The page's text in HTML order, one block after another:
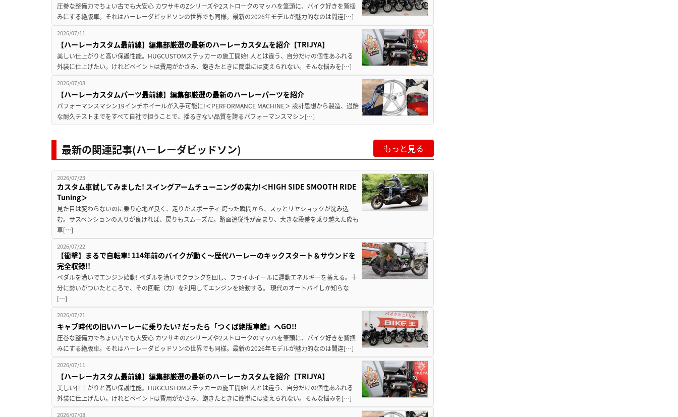
圧巻な整備力でちょい古でも大安心 カワサキのZシリーズや2ストロークのマッハを筆頭に、バイク好きを鷲掴
みにする絶版車。それはハーレーダビッドソンの世界でも同様。最新の2026年モデルが魅力的なのは間違[…]
2026/07/11
【ハーレーカスタム最前線】編集部厳選の最新のハーレーカスタムを紹介【TRIJYA】
美しい仕上がりと高い保護性能。HUGCUSTOMステッカーの施工開始! 人とは違う、自分だけの個性あふれる
外装に仕上げたい。けれどペイントは費用がかさみ、飽きたときに簡単には変えられない。そんな悩みを[…]
2026/07/08
【ハーレーカスタムパーツ最前線】編集部厳選の最新のハーレーパーツを紹介
パフォーマンスマシン19インチホイールが入手可能に!＜PERFORMANCE MACHINE＞ 設計思想から製造、過酷
な耐久テストまでをすべて自社で担うことで、揺るぎない品質を誇るパフォーマンスマシン[…]
最新の関連記事(ハーレーダビッドソン) もっと見る
2026/07/23
カスタム車試してみました! スイングアームチューニングの実力!＜HIGH SIDE SMOOTH RIDE
Tuning＞
見た目は変わらないのに乗り心地が良く、走りがスポーティ 跨った瞬間から、スッとリヤショックが沈み込
む。サスペンションの入りが良ければ、戻りもスムーズだ。路面追従性が高まり、大きな段差を乗り越えた際も
車[…]
2026/07/22
【衝撃】まるで自転車! 114年前のバイクが動く〜歴代ハーレーのキックスタート＆サウンドを
完全収録!!
ペダルを漕いでエンジン始動! ペダルを漕いでクランクを回し、フライホイールに運動エネルギーを蓄える。十
分に勢いがついたところで、その回転（力）を利用してエンジンを始動する。 現代のオートバイしか知らな
[…]
2026/07/21
キャブ時代の旧いハーレーに乗りたい? だったら「つくば絶版車館」へGO!!
圧巻な整備力でちょい古でも大安心 カワサキのZシリーズや2ストロークのマッハを筆頭に、バイク好きを鷲掴
みにする絶版車。それはハーレーダビッドソンの世界でも同様。最新の2026年モデルが魅力的なのは間違[…]
2026/07/11
【ハーレーカスタム最前線】編集部厳選の最新のハーレーカスタムを紹介【TRIJYA】
美しい仕上がりと高い保護性能。HUGCUSTOMステッカーの施工開始! 人とは違う、自分だけの個性あふれる
外装に仕上げたい。けれどペイントは費用がかさみ、飽きたときに簡単には変えられない。そんな悩みを[…]
2026/07/08